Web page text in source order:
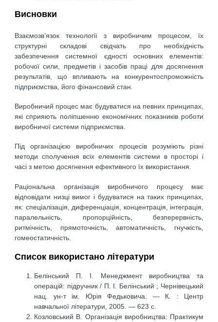
Висновки
Взаємозв’язок технології з виробничим процесом, їх
структурні складові свідчать про необхідність
забезпечення системної єдності основних елементів:
робочої сили, предметів і засобів праці для досягнення
результатів, що впливають на конкурентоспроможність
підприємства, його фінансовий стан.
Виробничий процес має будуватися на певних принципах,
які сприяють поліпшенню економічних показників роботи
виробничої системи підприємства.
Під організацією виробничих процесів розуміють різні
методи сполучення всіх елементів системи в просторі і
часі з метою досягнення ефективного їх використання.
Раціональна організація виробничого процесу має
відповідати низці вимог і будуватися на таких принципах,
як: спеціалізація, диференціація, концентрація, інтеграція,
паралельність, пропорційність, безперервність,
ритмічність, прямоточність, автоматичність, гнучкість,
гомеостатичність.
Список використано літератури
Белінський П. І. Менеджмент виробництва та
операцій: підручник / П. І. Белінський ; Чернівецький
нац. ун-т ім. Юрія Федьковича. — К. : Центр
навчальної літератури, 2005. — 623 с.
Козловський В. Організація виробництва: Практикум